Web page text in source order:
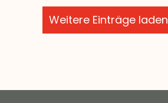
Weitere Einträge laden